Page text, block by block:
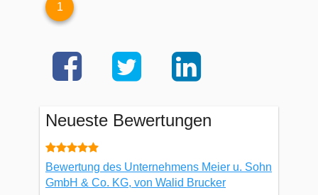
1
Neueste Bewertungen
Bewertung des Unternehmens Meier u. Sohn
GmbH & Co. KG, von Walid Brucker